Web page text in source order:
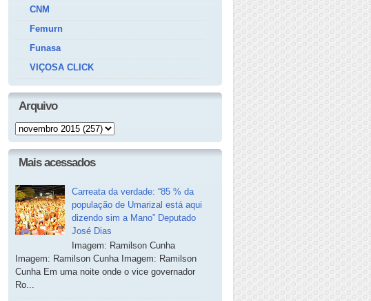
CNM
Femurn
Funasa
VIÇOSA CLICK
Arquivo
Mais acessados
Carreata da verdade: “85 % da
população de Umarizal está aqui
dizendo sim a Mano” Deputado
José Dias
Imagem: Ramilson Cunha
Imagem: Ramilson Cunha Imagem: Ramilson
Cunha Em uma noite onde o vice governador
Ro...